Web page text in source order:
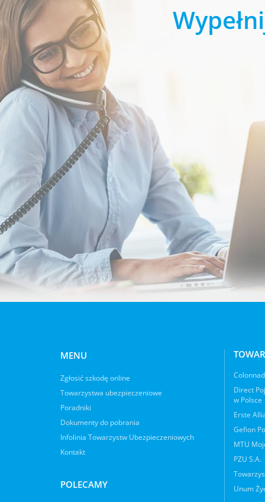
MENU
Zgłosić szkodę online
Towarzystwa ubezpieczeniowe
Poradniki
Dokumenty do pobrania
Infolinia Towarzystw Ubezpieczeniowych
Kontakt
POLECAMY
Direct
w Polsce
Erste
Gefion
MTU
PZU S.A.
Unum